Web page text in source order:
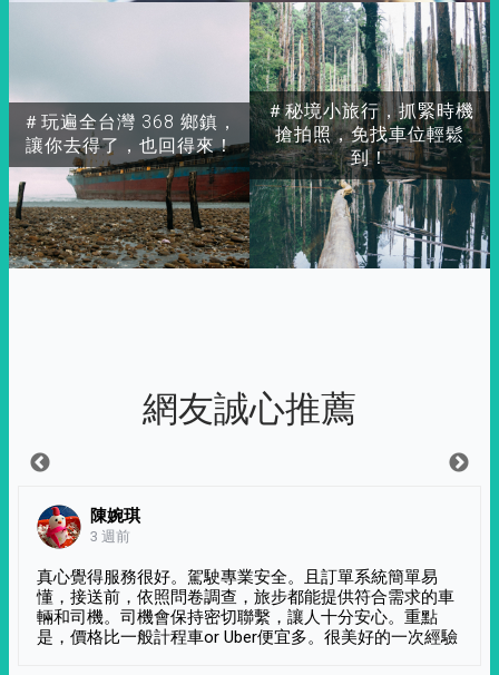
＃玩遍全台灣 368 鄉鎮，
讓你去得了，也回得來！
＃秘境小旅行，抓緊時機
搶拍照，免找車位輕鬆
到！
網友誠心推薦
陳婉琪
3 週前
真心覺得服務很好。駕駛專業安全。且訂單系統簡單易
懂，接送前，依照問卷調查，旅步都能提供符合需求的車
輛和司機。司機會保持密切聯繫，讓人十分安心。重點
是，價格比一般計程車or Uber便宜多。很美好的一次經驗